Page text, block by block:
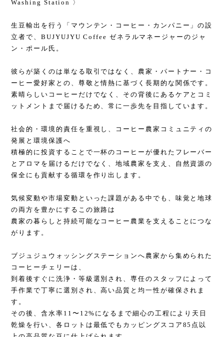
Washing Station 〉
生豆輸出を行う「マウンテン・コーヒー・カンパニー」の設
立者で、BUJYUJYU Coffee ゼネラルマネージャーのジャ
ン・ポール氏。
彼らが築くのは単なる取引ではなく、農家・パートナー・コ
ーヒー愛好家との、尊敬と情熱に基づく長期的な関係です。
素晴らしいコーヒーだけでなく、その背後にあるケアとコミ
ットメントまで届けるため、常に一歩先を目指しています。
社会的・環境的責任を重視し、コーヒー農家コミュニティの
発展と環境保護へ
積極的に投資することで一杯のコーヒーが優れたフレーバー
とアロマを届けるだけでなく、地域農家を支え、自然資源の
保全にも貢献する循環を作り出します。
気候変動や市場変動といった課題がある中でも、味覚と地球
の両方を豊かにするこの旅路は
農家の暮らしと持続可能なコーヒー農業を支えることにつな
がります。
ブジュジュウォッシングステーションへ農家から集められた
コーヒーチェリーは、
到着後すぐに洗浄・等級選別され、専任のスタッフによって
手作業で丁寧に選別され、高い品質と均一性が確保されま
す。
その後、含水率11〜12%になるまで細心の工程により天日
乾燥を行い、各ロットは最低でもカッピングスコア85点以